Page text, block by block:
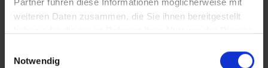
Partner führen diese Informationen möglicherweise mit
weiteren Daten zusammen, die Sie ihnen bereitgestellt
Notwendig